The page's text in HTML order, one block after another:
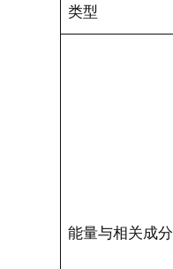
类型
能量与相关成分